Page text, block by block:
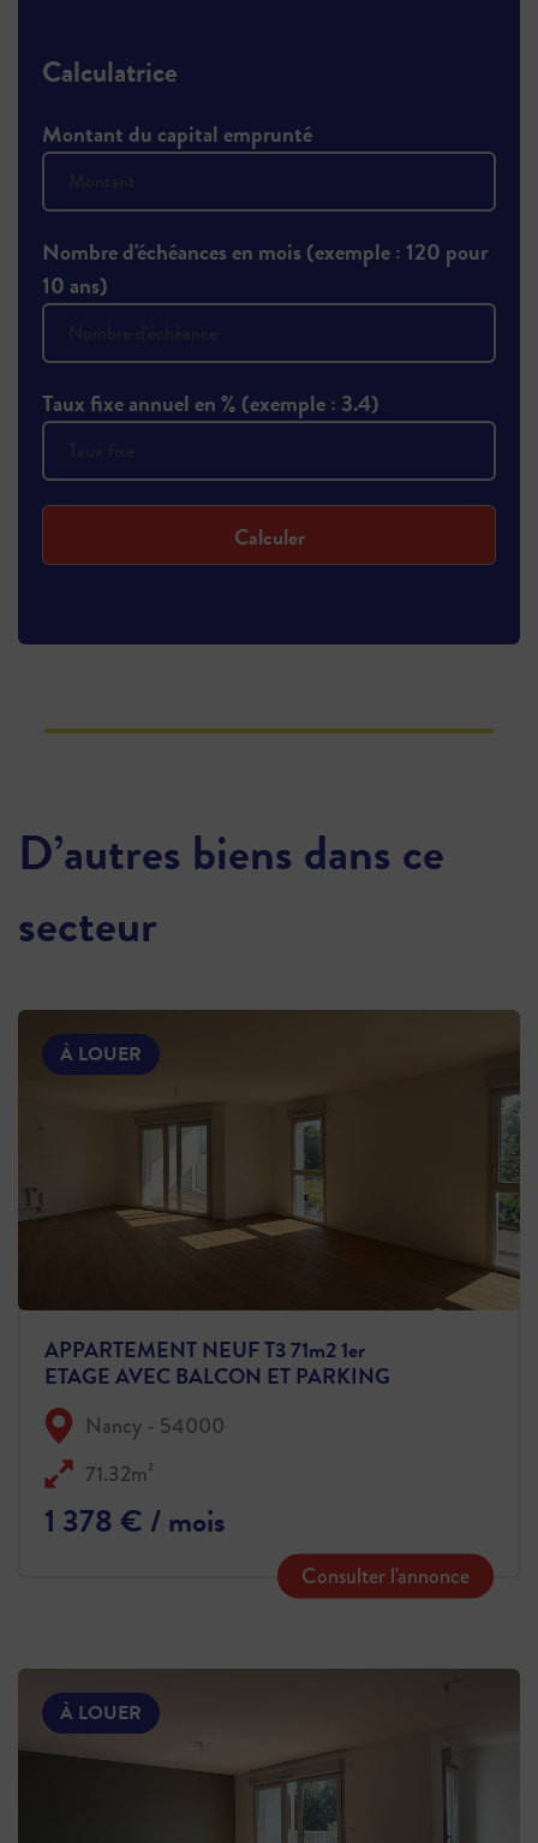
Calculatrice
Montant du capital emprunté
Nombre d'échéances en mois (exemple : 120 pour
10 ans)
Taux fixe annuel en % (exemple : 3.4)
Calculer
D’autres biens dans ce
secteur
À LOUER
APPARTEMENT NEUF T3 71m2 1er
ETAGE AVEC BALCON ET PARKING
Nancy - 54000
71.32m²
1 378 € / mois
Consulter l'annonce
À LOUER